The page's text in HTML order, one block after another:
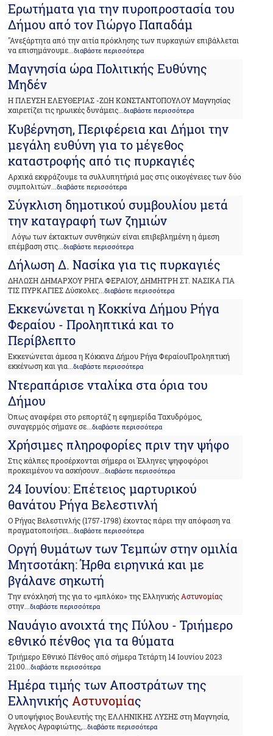
Ερωτήματα για την πυροπροστασία του
Δήμου από τον Γιώργο Παπαδάμ
"Ανεξάρτητα από την αιτία πρόκλησης των πυρκαγιών επιβάλλεται
να επισημάνουμε...διαβάστε περισσότερα
Μαγνησία ώρα Πολιτικής Ευθύνης
Μηδέν
Η ΠΛΕΥΣΗ ΕΛΕΥΘΕΡΙΑΣ -ΖΩΗ ΚΩΝΣΤΑΝΤΟΠΟΥΛΟΥ Μαγνησίας
χαιρετίζει τις ηρωικές δυνάμεις...διαβάστε περισσότερα
Κυβέρνηση, Περιφέρεια και Δήμοι την
μεγάλη ευθύνη για το μέγεθος
καταστροφής από τις πυρκαγιές
Αρχικά εκφράζουμε τα συλλυπητήριά μας στις οικογένειες των δύο
συμπολιτών ...διαβάστε περισσότερα
Σύγκλιση δημοτικού συμβουλίου μετά
την καταγραφή των ζημιών
Λόγω των έκτακτων συνθηκών είναι επιβεβλημένη η άμεση
επέμβαση στις...διαβάστε περισσότερα
Δήλωση Δ. Νασίκα για τις πυρκαγιές
ΔΗΛΩΣΗ ΔΗΜΑΡΧΟΥ ΡΗΓΑ ΦΕΡΑΙΟΥ, ΔΗΜΗΤΡΗ ΣΤ. ΝΑΣΙΚΑ ΓΙΑ
ΤΙΣ ΠΥΡΚΑΓΙΕΣ Δύσκολες...διαβάστε περισσότερα
Εκκενώνεται η Κοκκίνα Δήμου Ρήγα
Φεραίου - Προληπτικά και το
Περίβλεπτο
Εκκενώνεται άμεσα η Κόκκινα Δήμου Ρήγα ΦεραίουΠροληπτική
εκκένωση και για...διαβάστε περισσότερα
Ντεραπάρισε νταλίκα στα όρια του
Δήμου
Όπως αναφέρει στο ρεπορτάζ η εφημερίδα Ταχυδρόμος,
συναγερμός σήμανε σε ...διαβάστε περισσότερα
Χρήσιμες πληροφορίες πριν την ψήφο
Στις κάλπες προσέρχονται σήμερα οι Έλληνες ψηφοφόροι
προκειμένου να ασκήσουν...διαβάστε περισσότερα
24 Ιουνίου: Επέτειος μαρτυρικού
θανάτου Ρήγα Βελεστινλή
Ο Ρήγας Βελεστινλής (1757-1798) έχοντας πάρει την απόφαση να
πραγματοποιήσει...διαβάστε περισσότερα
Οργή θυμάτων των Τεμπών στην ομιλία
Μητσοτάκη: Ήρθα ειρηνικά και με
βγάλανε σηκωτή
Την ενόχλησή της για το «μπλόκο» της ΕλληνικήςΑστυνομίας
στην...διαβάστε περισσότερα
Ναυάγιο ανοιχτά της Πύλου - Τριήμερο
εθνικό πένθος για τα θύματα
Τριήμερο Εθνικό Πένθος από σήμερα Τετάρτη 14 Ιουνίου 2023
21:00 ...διαβάστε περισσότερα
Ημέρα τιμής των Αποστράτων της
ΕλληνικήςΑστυνομίας
Ο υποψήφιος Βουλευτής της ΕΛΛΗΝΙΚΗΣ ΛΥΣΗΣ στη Μαγνησία,
Άγγελος Αγραφιώτης,...διαβάστε περισσότερα